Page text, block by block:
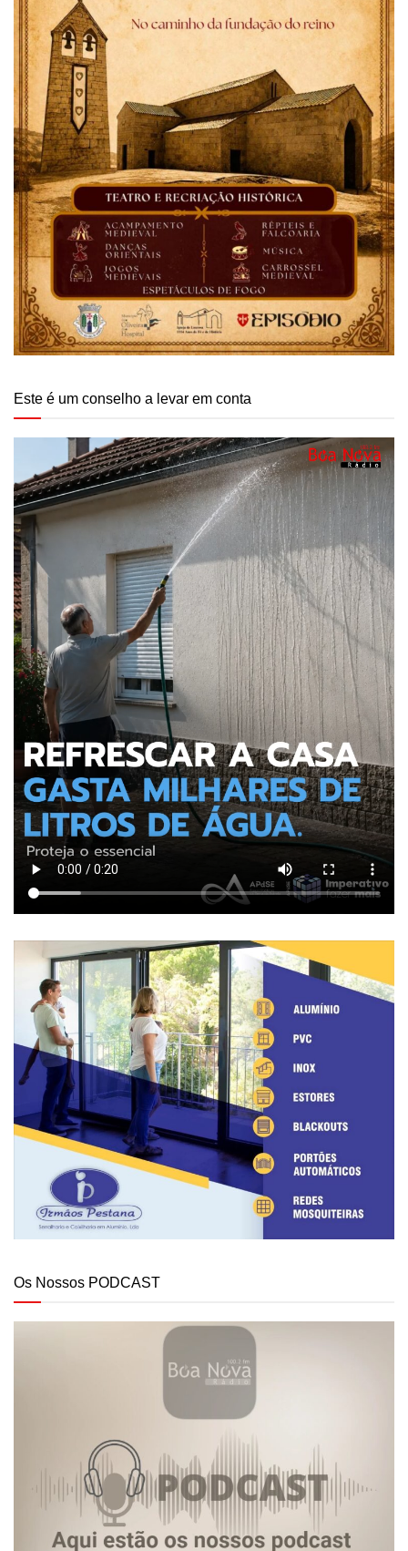
Este é um conselho a levar em conta
Os Nossos PODCAST